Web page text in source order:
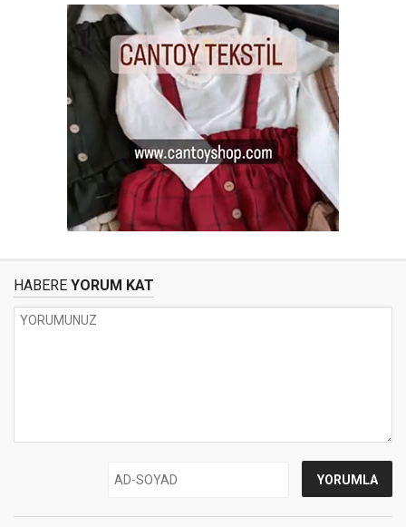
HABERE YORUM KAT